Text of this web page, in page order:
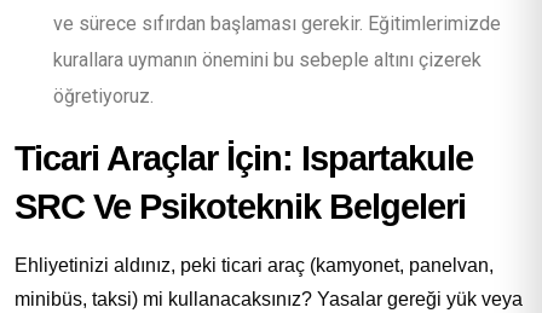
ve sürece sıfırdan başlaması gerekir. Eğitimlerimizde
kurallara uymanın önemini bu sebeple altını çizerek
öğretiyoruz.
Ticari Araçlar İçin: Ispartakule
SRC Ve Psikoteknik Belgeleri
Ehliyetinizi aldınız, peki ticari araç (kamyonet, panelvan,
minibüs, taksi) mi kullanacaksınız? Yasalar gereği yük veya